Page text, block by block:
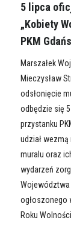
5 lipca
„Kobiety
PKM
Marszałek
Mieczysław
odsłonięcie
odbędzie się
przystanku
udział
muralu oraz
wydarzeń
ogłoszonego
Roku